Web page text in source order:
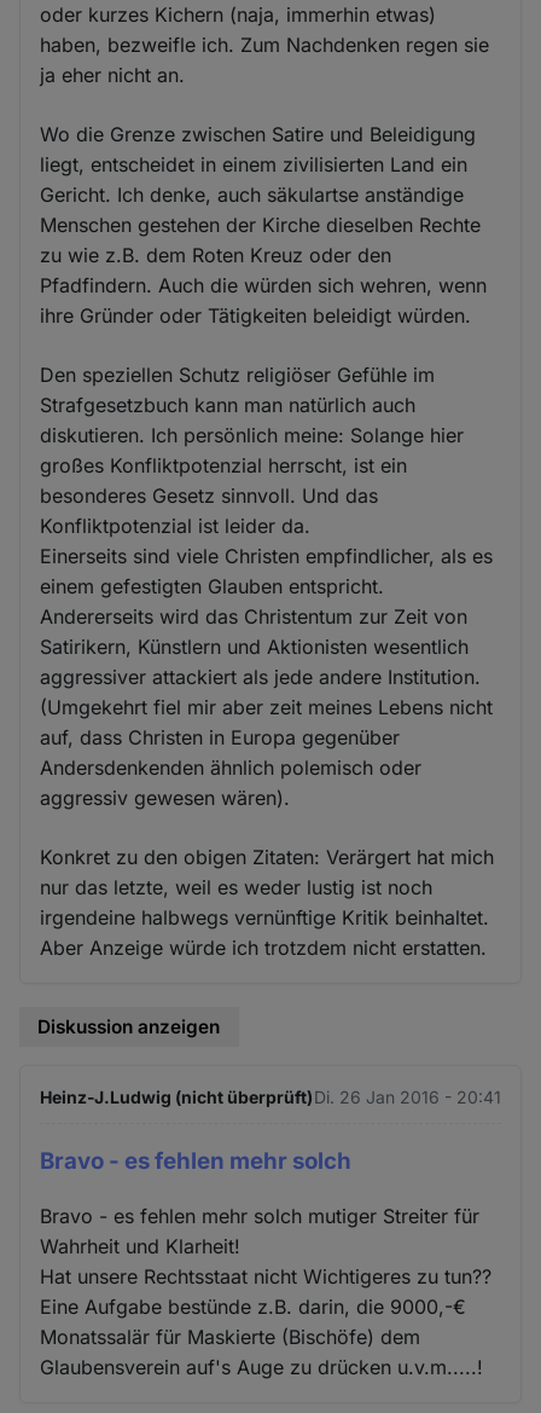
oder kurzes Kichern (naja, immerhin etwas)
haben, bezweifle ich. Zum Nachdenken regen sie
ja eher nicht an.
Wo die Grenze zwischen Satire und Beleidigung
liegt, entscheidet in einem zivilisierten Land ein
Gericht. Ich denke, auch säkulartse anständige
Menschen gestehen der Kirche dieselben Rechte
zu wie z.B. dem Roten Kreuz oder den
Pfadfindern. Auch die würden sich wehren, wenn
ihre Gründer oder Tätigkeiten beleidigt würden.
Den speziellen Schutz religiöser Gefühle im
Strafgesetzbuch kann man natürlich auch
diskutieren. Ich persönlich meine: Solange hier
großes Konfliktpotenzial herrscht, ist ein
besonderes Gesetz sinnvoll. Und das
Konfliktpotenzial ist leider da.
Einerseits sind viele Christen empfindlicher, als es
einem gefestigten Glauben entspricht.
Andererseits wird das Christentum zur Zeit von
Satirikern, Künstlern und Aktionisten wesentlich
aggressiver attackiert als jede andere Institution.
(Umgekehrt fiel mir aber zeit meines Lebens nicht
auf, dass Christen in Europa gegenüber
Andersdenkenden ähnlich polemisch oder
aggressiv gewesen wären).
Konkret zu den obigen Zitaten: Verärgert hat mich
nur das letzte, weil es weder lustig ist noch
irgendeine halbwegs vernünftige Kritik beinhaltet.
Aber Anzeige würde ich trotzdem nicht erstatten.
Diskussion anzeigen
Heinz-J.Ludwig (nicht überprüft)Di. 26 Jan 2016 - 20:41
Bravo - es fehlen mehr solch
Bravo - es fehlen mehr solch mutiger Streiter für
Wahrheit und Klarheit!
Hat unsere Rechtsstaat nicht Wichtigeres zu tun??
Eine Aufgabe bestünde z.B. darin, die 9000,-€
Monatssalär für Maskierte (Bischöfe) dem
Glaubensverein auf's Auge zu drücken u.v.m.....!